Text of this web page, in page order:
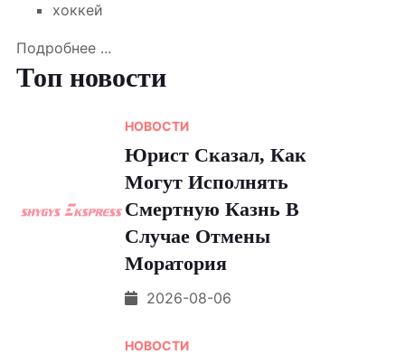
хоккей
Подробнее ...
Топ новости
НОВОСТИ
Юрист Сказал, Как
Могут Исполнять
Смертную Казнь В
Случае Отмены
Моратория
2026-08-06
НОВОСТИ